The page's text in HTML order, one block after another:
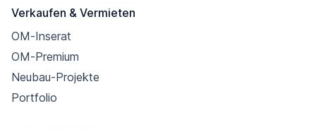
Verkaufen & Vermieten
OM-Inserat
OM-Premium
Neubau-Projekte
Portfolio